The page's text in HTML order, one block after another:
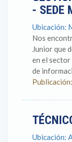
- SEDE
Ubicación:
Nos
Junior que
en el
de
Ubicación: